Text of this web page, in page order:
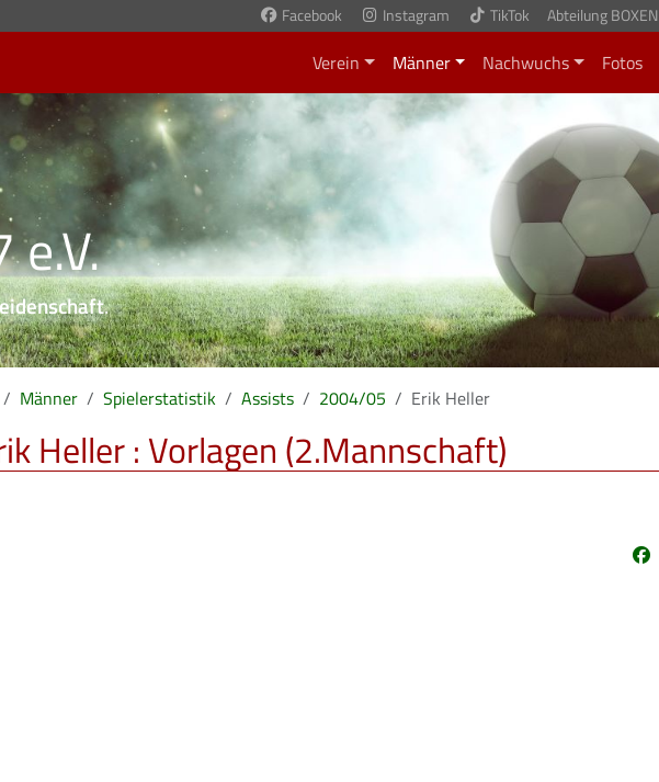
Facebook Instagram TikTok Abteilung BOXEN
Verein Männer Nachwuchs Fotos
e.V.
.
Männer Spielerstatistik Assists 2004/05 Erik Heller
Heller : Vorlagen (2.Mannschaft)